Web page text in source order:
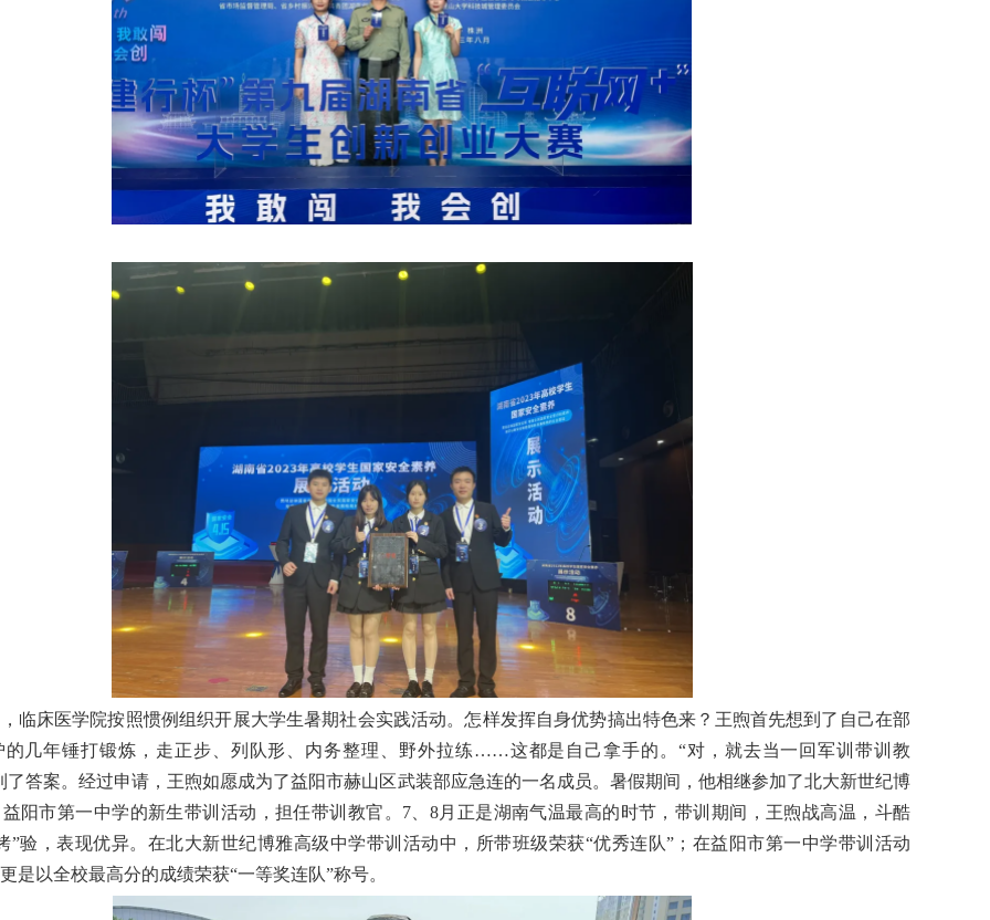
临床医学院按照惯例组织开展大学生暑期社会实践活动。怎样发挥自身优势搞出特色来？王煦首先想到了自己在部
的几年锤打锻炼，走正步、列队形、内务整理、野外拉练……这都是自己拿手的。“对，就去当一回军训带训教
了答案。经过申请，王煦如愿成为了益阳市赫山区武装部应急连的一名成员。暑假期间，他相继参加了北大新世纪博
阳市第一中学的新生带训活动，担任带训教官。7、8月正是湖南气温最高的时节，带训期间，王煦战高温，斗酷
”验，表现优异。在北大新世纪博雅高级中学带训活动中，所带班级荣获“优秀连队”；在益阳市第一中学带训活动
是以全校最高分的成绩荣获“一等奖连队”称号。